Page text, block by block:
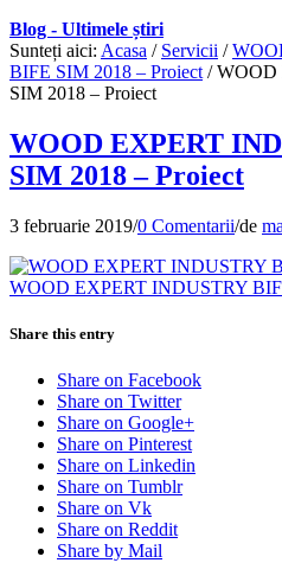
Blog - Ultimele știri
Sunteți aici: Acasa / Servicii /
BIFE SIM 2018 – Proiect / WOOD
SIM 2018 – Proiect
WOOD EXPERT
SIM 2018 – Proiect
3 februarie 2019/0 Comentarii/de
Share this entry
Share on Facebook
Share on Twitter
Share on Google+
Share on Pinterest
Share on Linkedin
Share on Tumblr
Share on Vk
Share on Reddit
Share by Mail